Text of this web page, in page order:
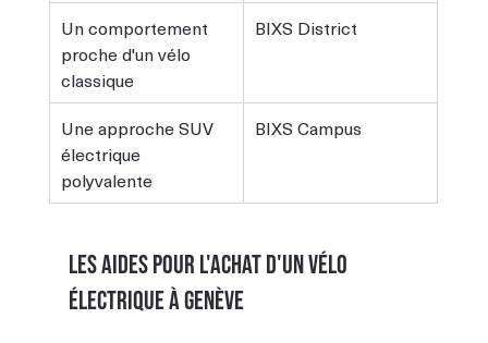
Un comportement
proche d'un vélo
classique
BIXS District
Une approche SUV
électrique
polyvalente
BIXS Campus
Les aides pour l'achat d'un vélo
électrique à Genève